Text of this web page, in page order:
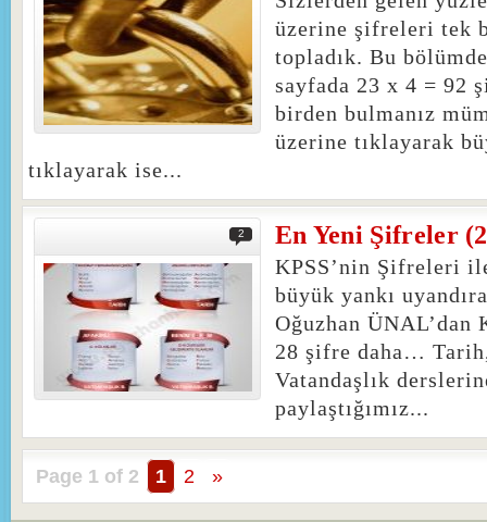
üzerine şifreleri tek
topladık. Bu
sayfada 23 x 4 = 92
birden bulmanız
üzerine tıklayarak
tıklayarak ise...
2 En Yeni Şifreler
KPSS’nin Şifreleri
büyük yankı
Oğuzhan ÜNAL’dan
28 şifre daha…
Vatandaşlık
paylaştığımız...
Page 1 of 2 1 2 »